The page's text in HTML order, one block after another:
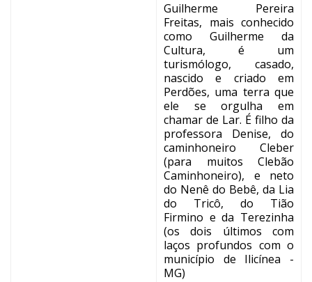
Guilherme Pereira
Freitas, mais conhecido
como Guilherme da
Cultura, é um
turismólogo, casado,
nascido e criado em
Perdões, uma terra que
ele se orgulha em
chamar de Lar. É filho da
professora Denise, do
caminhoneiro Cleber
(para muitos Clebão
Caminhoneiro), e neto
do Nenê do Bebê, da Lia
do Tricô, do Tião
Firmino e da Terezinha
(os dois últimos com
laços profundos com o
município de Ilicínea -
MG)